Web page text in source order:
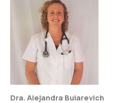
Dra. Alejandra Buiarevich